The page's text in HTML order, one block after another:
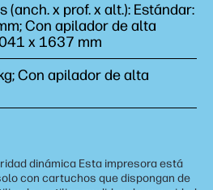
(anch. x prof. x alt.): Estándar:
Con apilador de alta
x 1637 mm
Con apilador de alta
dinámica Esta impresora está
con cartuchos que dispongan de